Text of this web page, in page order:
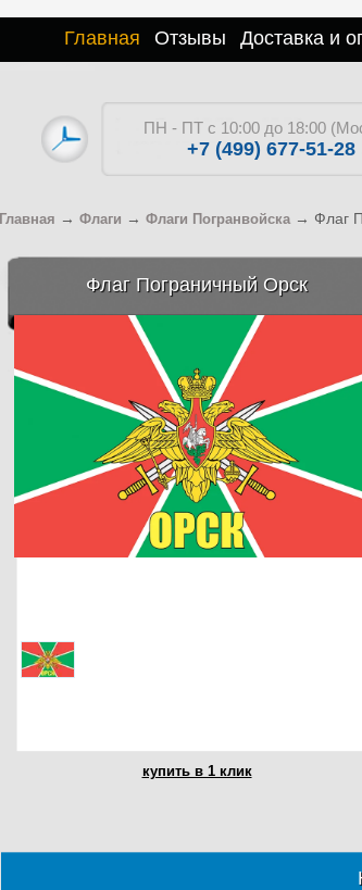
Главная Отзывы Доставка и
ПН - ПТ с 10:00 до 18:00
+7 (499) 677-51-28
Главная → Флаги → Флаги Погранвойска → Флаг
Флаг Пограничный Орск
купить в 1 клик